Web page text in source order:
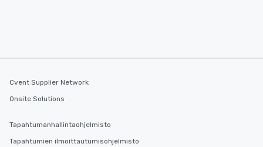
Cvent Supplier Network
Onsite Solutions
Tapahtumanhallintaohjelmisto
Tapahtumien ilmoittautumisohjelmisto